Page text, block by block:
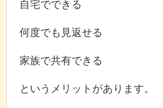
自宅でできる
何度でも見返せる
家族で共有できる
というメリットがあります。